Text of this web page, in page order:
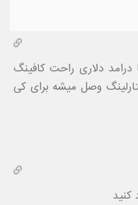
دلاری راحت کافینگ
وصل میشه برای کی
کنید